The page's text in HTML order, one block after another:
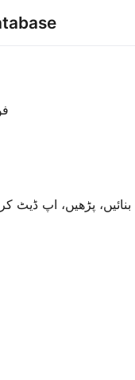
بنائیں، پڑھیں، اپ ڈیٹ